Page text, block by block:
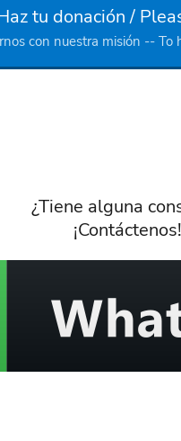
tu donación /
con nuestra misión -- To
¿Tiene alguna
¡Contáctenos!